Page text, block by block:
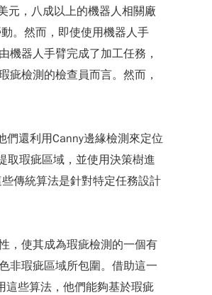
，八成以上的機器人相關廠
。然而，即使使用機器人手
機器人手臂完成了加工任務，
疵檢測的檢查員而言。然而，
還利用Canny邊緣檢測來定位
取瑕疵區域，並使用決策樹進
傳統算法是針對特定任務設計
，使其成為瑕疵檢測的一個有
非瑕疵區域所包圍。借助這一
這些算法，他們能夠基於瑕疵